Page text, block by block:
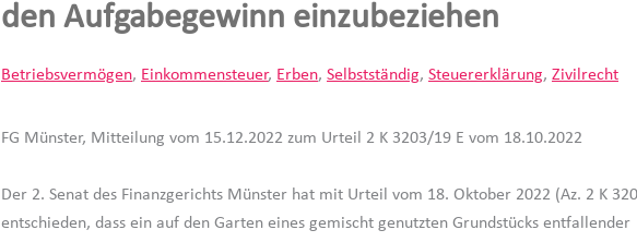
den Aufgabegewinn einzubeziehen
Betriebsvermögen, Einkommensteuer, Erben, Selbstständig, Steuererklärung, Zivilrecht
FG Münster, Mitteilung vom 15.12.2022 zum Urteil 2 K 3203/19 E vom 18.10.2022
Der 2. Senat des Finanzgerichts Münster hat mit Urteil vom 18. Oktober 2022 (Az. 2 K
entschieden, dass ein auf den Garten eines gemischt genutzten Grundstücks entfallender